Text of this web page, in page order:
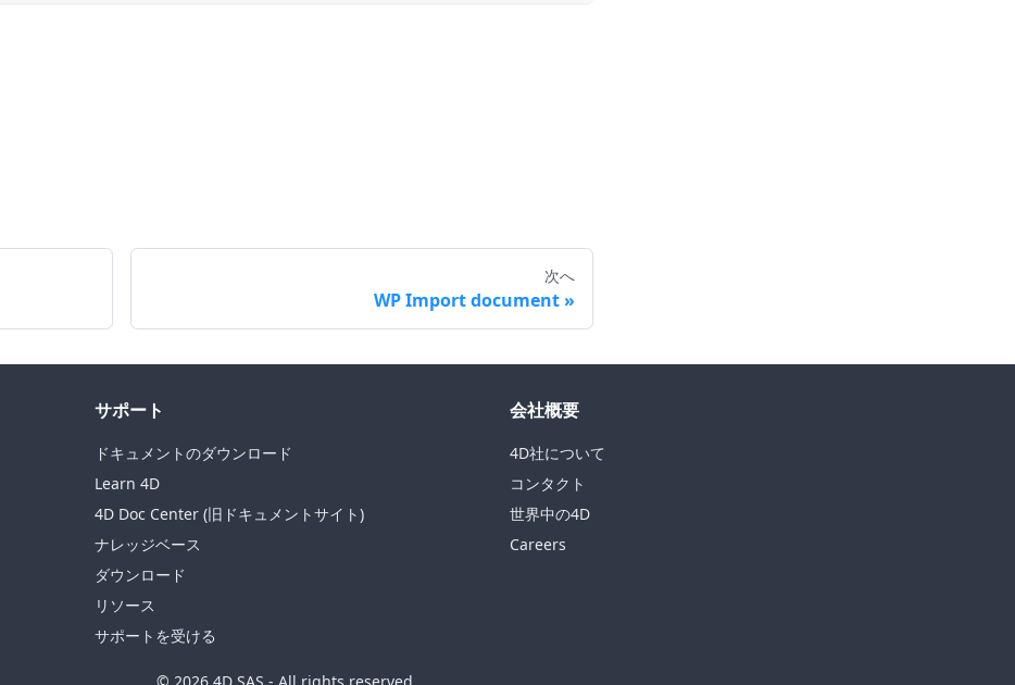
次へ
WP Import document
サポート
ドキュメントのダウンロード
Learn 4D
4D Doc Center (旧ドキュメントサイト)
ナレッジベース
ダウンロード
リソース
サポートを受ける
会社概要
4D社について
コンタクト
世界中の4D
Careers